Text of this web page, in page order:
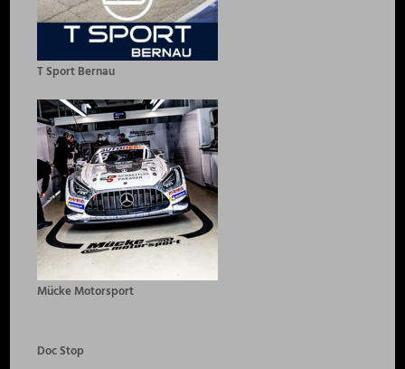
T Sport Bernau
Mücke Motorsport
Doc Stop